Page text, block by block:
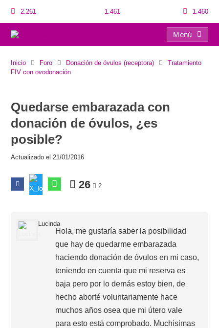
2.261 1.461 1.460
Menú
Inicio Foro Donación de óvulos (receptora)
Tratamiento
FIV con ovodonación
Quedarse embarazada con
donación de óvulos, ¿es
posible?
Actualizado el 21/01/2016
26 2
Lucinda
Hola, me gustaría saber la posibilidad
que hay de quedarme embarazada
haciendo donación de óvulos en mi caso,
teniendo en cuenta que mi reserva es
baja pero por lo demás estoy bien, de
hecho aborté voluntariamente hace
muchos años osea que mi útero vale
para esto está comprobado. Muchísimas